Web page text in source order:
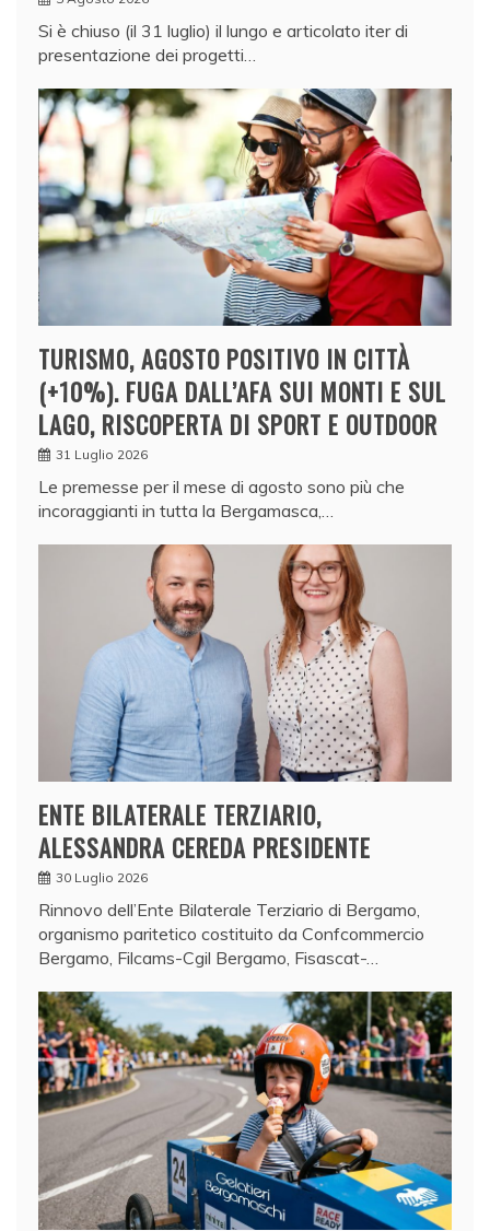
Si è chiuso (il 31 luglio) il lungo e articolato iter di
presentazione dei progetti…
TURISMO, AGOSTO POSITIVO IN CITTÀ
(+10%). FUGA DALL’AFA SUI MONTI E SUL
LAGO, RISCOPERTA DI SPORT E OUTDOOR
31 Luglio 2026
Le premesse per il mese di agosto sono più che
incoraggianti in tutta la Bergamasca,…
ENTE BILATERALE TERZIARIO,
ALESSANDRA CEREDA PRESIDENTE
30 Luglio 2026
Rinnovo dell’Ente Bilaterale Terziario di Bergamo,
organismo paritetico costituito da Confcommercio
Bergamo, Filcams-Cgil Bergamo, Fisascat-…